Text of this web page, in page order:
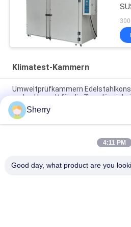
Klimatest-Kammern
Umweltprüfkammern
realen Umwelt für die
Klimatisierte Prüfkammern
Anpassbar Verfügbar
Umweltprüfkammern Großer
Sherry
4:11 PM
Good day, what product are you